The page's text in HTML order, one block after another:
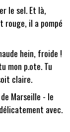
le sel. Et là,
rouge, il a pompé
hein, froide !
mon p.ote. Tu
claire.
Marseille - le
avec.